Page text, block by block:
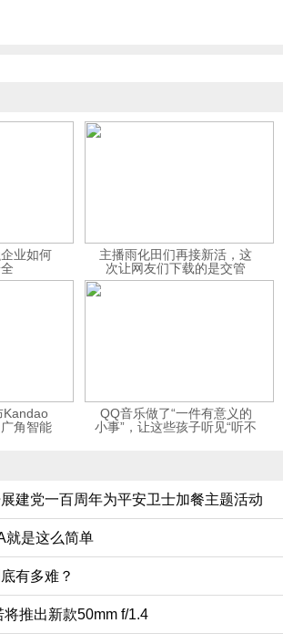
业如何
主播雨化田们再接新活，这
次让网友们下载的是交管
12123APP
Kandao
角智能
QQ音乐做了“一件有意义的
小事”，让这些孩子听见“听不
展建党一百周年为平安卫士加餐主题活动
就是这么简单
有多难？
推出新款50mm f/1.4